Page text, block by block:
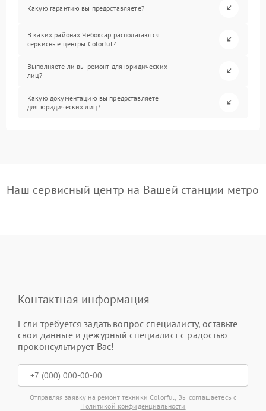
Какую гарантию вы предоставляете?
В каких районах Чебоксар располагаются
сервисные центры Colorful?
Выполняете ли вы ремонт для юридических
лиц?
Какую документацию вы предоставляете
для юридических лиц?
Наш сервисный центр на Вашей станции метро
Контактная информация
Если требуется задать вопрос специалисту, оставьте
свои данные и дежурный специалист с радостью
проконсультирует Вас!
Отправляя заявку на ремонт техники Colorful, Вы соглашаетесь с
Политикой конфиденциальности